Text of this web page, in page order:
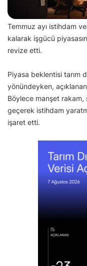
Temmuz ayı istihdam
kalarak işgücü
revize etti.
Piyasa beklentisi tarım
yönündeyken,
Böylece manşet rakam,
geçerek istihdam
işaret etti.